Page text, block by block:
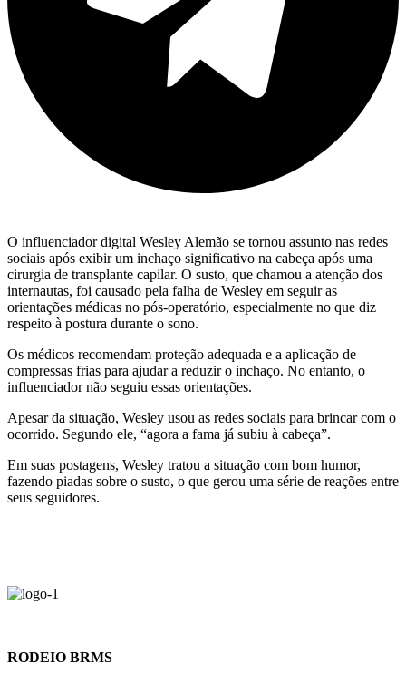
O influenciador digital Wesley Alemão se tornou assunto nas redes
sociais após exibir um inchaço significativo na cabeça após uma
cirurgia de transplante capilar. O susto, que chamou a atenção dos
internautas, foi causado pela falha de Wesley em seguir as
orientações médicas no pós-operatório, especialmente no que diz
respeito à postura durante o sono.
Os médicos recomendam proteção adequada e a aplicação de
compressas frias para ajudar a reduzir o inchaço. No entanto, o
influenciador não seguiu essas orientações.
Apesar da situação, Wesley usou as redes sociais para brincar com o
ocorrido. Segundo ele, “agora a fama já subiu à cabeça”.
Em suas postagens, Wesley tratou a situação com bom humor,
fazendo piadas sobre o susto, o que gerou uma série de reações entre
seus seguidores.
RODEIO BRMS